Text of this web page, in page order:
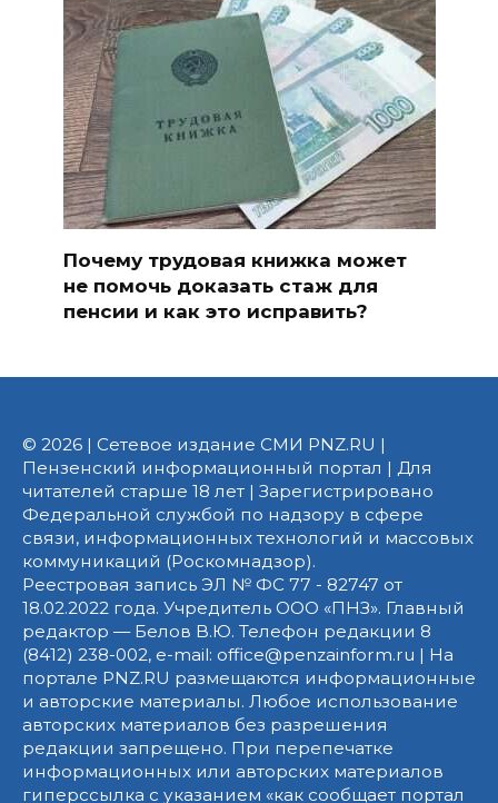
Почему трудовая книжка может
не помочь доказать стаж для
пенсии и как это исправить?
© 2026 | Сетевое издание СМИ PNZ.RU |
Пензенский информационный портал | Для
читателей старше 18 лет | Зарегистрировано
Федеральной службой по надзору в сфере
связи, информационных технологий и массовых
коммуникаций (Роскомнадзор).
Реестровая запись ЭЛ № ФС 77 - 82747 от
18.02.2022 года. Учредитель ООО «ПНЗ». Главный
редактор — Белов В.Ю. Телефон редакции 8
(8412) 238-002, e-mail: office@penzainform.ru | На
портале PNZ.RU размещаются информационные
и авторские материалы. Любое использование
авторских материалов без разрешения
редакции запрещено. При перепечатке
информационных или авторских материалов
гиперссылка с указанием «как сообщает портал